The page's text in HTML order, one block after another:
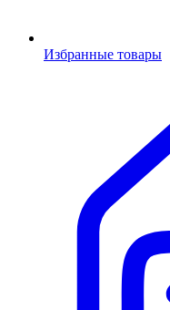
Избранные товары